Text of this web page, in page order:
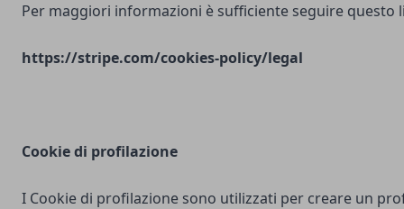
Per maggiori informazioni è sufficiente seguire questo
https://stripe.com/cookies-policy/legal
Cookie di profilazione
I Cookie di profilazione sono utilizzati per creare un